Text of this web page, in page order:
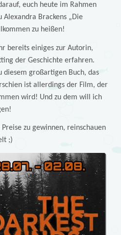
euch heute im Rahmen
Brackens „Die
zu heißen!
bereits einiges zur Autorin,
der Geschichte erfahren.
diesem großartigen Buch, das
ist allerdings der Film, der
wird! Und zu dem will ich
zu gewinnen, reinschauen
;)